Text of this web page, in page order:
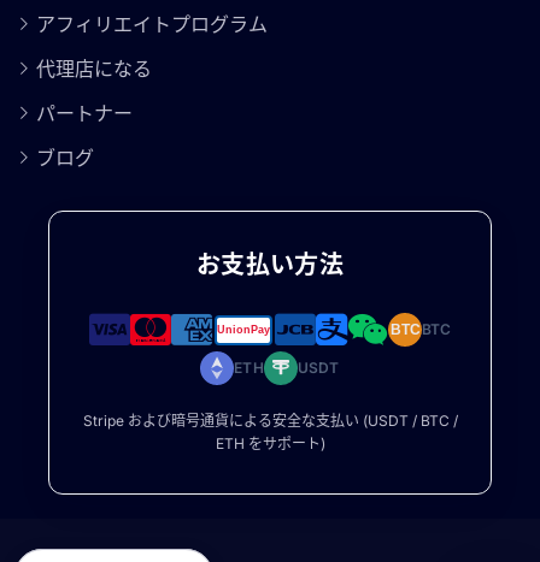
アフィリエイトプログラム
代理店になる
パートナー
ブログ
お支払い方法
BTCBTC
ETH USDT
Stripe および暗号通貨による安全な支払い (USDT / BTC /
ETH をサポート)